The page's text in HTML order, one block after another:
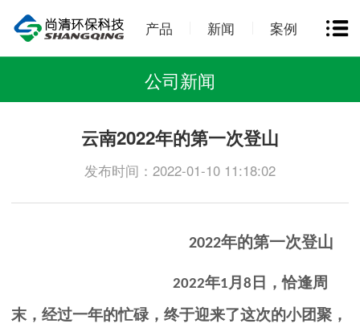
产品 新闻 案例
公司新闻
云南2022年的第一次登山
发布时间：2022-01-10 11:18:02
2022年的第一次登山
2022年1 月 8 日，恰逢周
末，经过一年的忙碌，终于迎来了这次的小团聚，